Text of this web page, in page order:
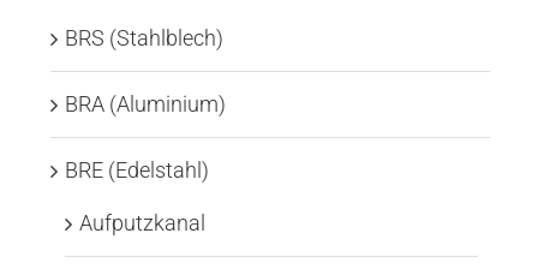
BRS (Stahlblech)
BRA (Aluminium)
BRE (Edelstahl)
Aufputzkanal